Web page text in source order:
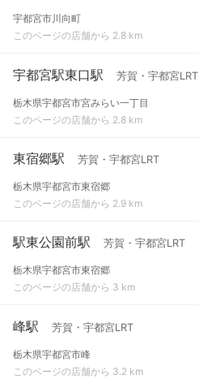
宇都宮市川向町
このページの店舗から 2.8 km
宇都宮駅東口駅 芳賀・宇都宮LRT
栃木県宇都宮市宮みらい一丁目
このページの店舗から 2.8 km
東宿郷駅 芳賀・宇都宮LRT
栃木県宇都宮市東宿郷
このページの店舗から 2.9 km
駅東公園前駅 芳賀・宇都宮LRT
栃木県宇都宮市東宿郷
このページの店舗から 3 km
峰駅 芳賀・宇都宮LRT
栃木県宇都宮市峰
このページの店舗から 3.2 km